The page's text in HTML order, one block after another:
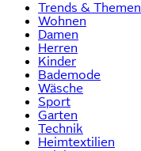
Trends & Themen
Wohnen
Damen
Herren
Kinder
Bademode
Wäsche
Sport
Garten
Technik
Heimtextilien